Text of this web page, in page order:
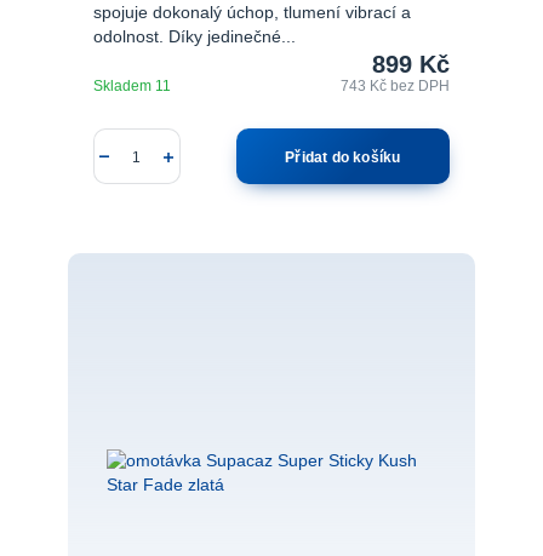
spojuje dokonalý úchop, tlumení vibrací a
odolnost. Díky jedinečné...
899 Kč
743 Kč bez DPH
Skladem 11
Přidat do košíku